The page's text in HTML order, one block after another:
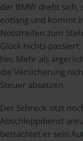
der BMW dreht
entlang und kommt
Notstreifen zum
Glück nichts
hin. Mehr als
die Versicherung
Steuer absetzen.
Der Schreck sitzt
Abschleppdienst
betrachtet er sein